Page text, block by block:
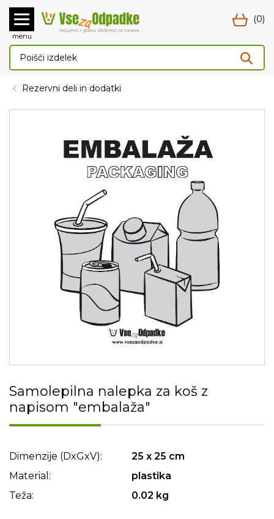
menu
(0)
Rezervni deli in dodatki
Samolepilna nalepka za koš z
napisom "embalaža"
Dimenzije (DxGxV):
25 x 25 cm
Material:
plastika
Teža:
0.02 kg